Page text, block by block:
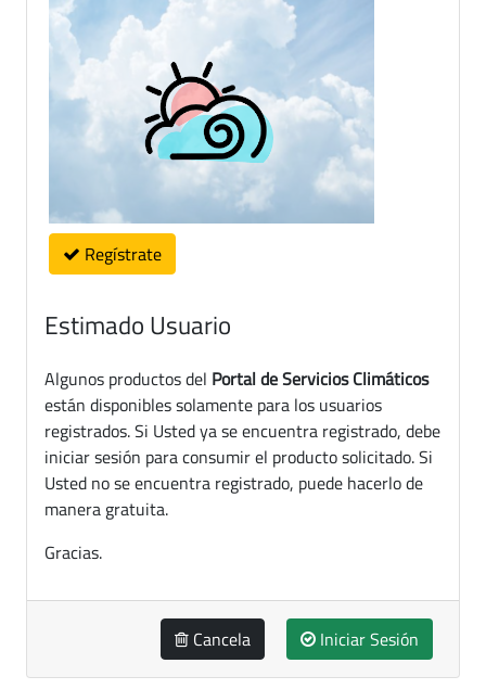
Regístrate
Estimado Usuario
Algunos productos del Portal de Servicios Climáticos
están disponibles solamente para los usuarios
registrados. Si Usted ya se encuentra registrado, debe
iniciar sesión para consumir el producto solicitado. Si
Usted no se encuentra registrado, puede hacerlo de
manera gratuita.
Gracias.
Cancela Iniciar Sesión